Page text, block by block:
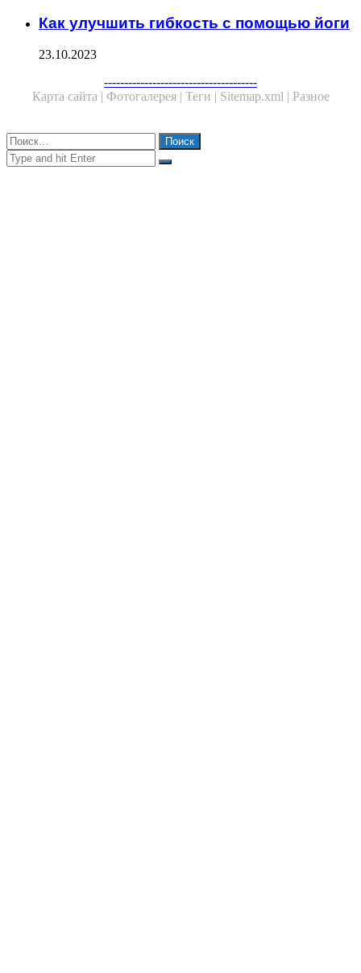
Как улучшить гибкость с помощью йоги
23.10.2023
--------------------------------------
Карта сайта | Фотогалерея | Теги | Sitemap.xml | Разное
Close
Найти:
Close
Search